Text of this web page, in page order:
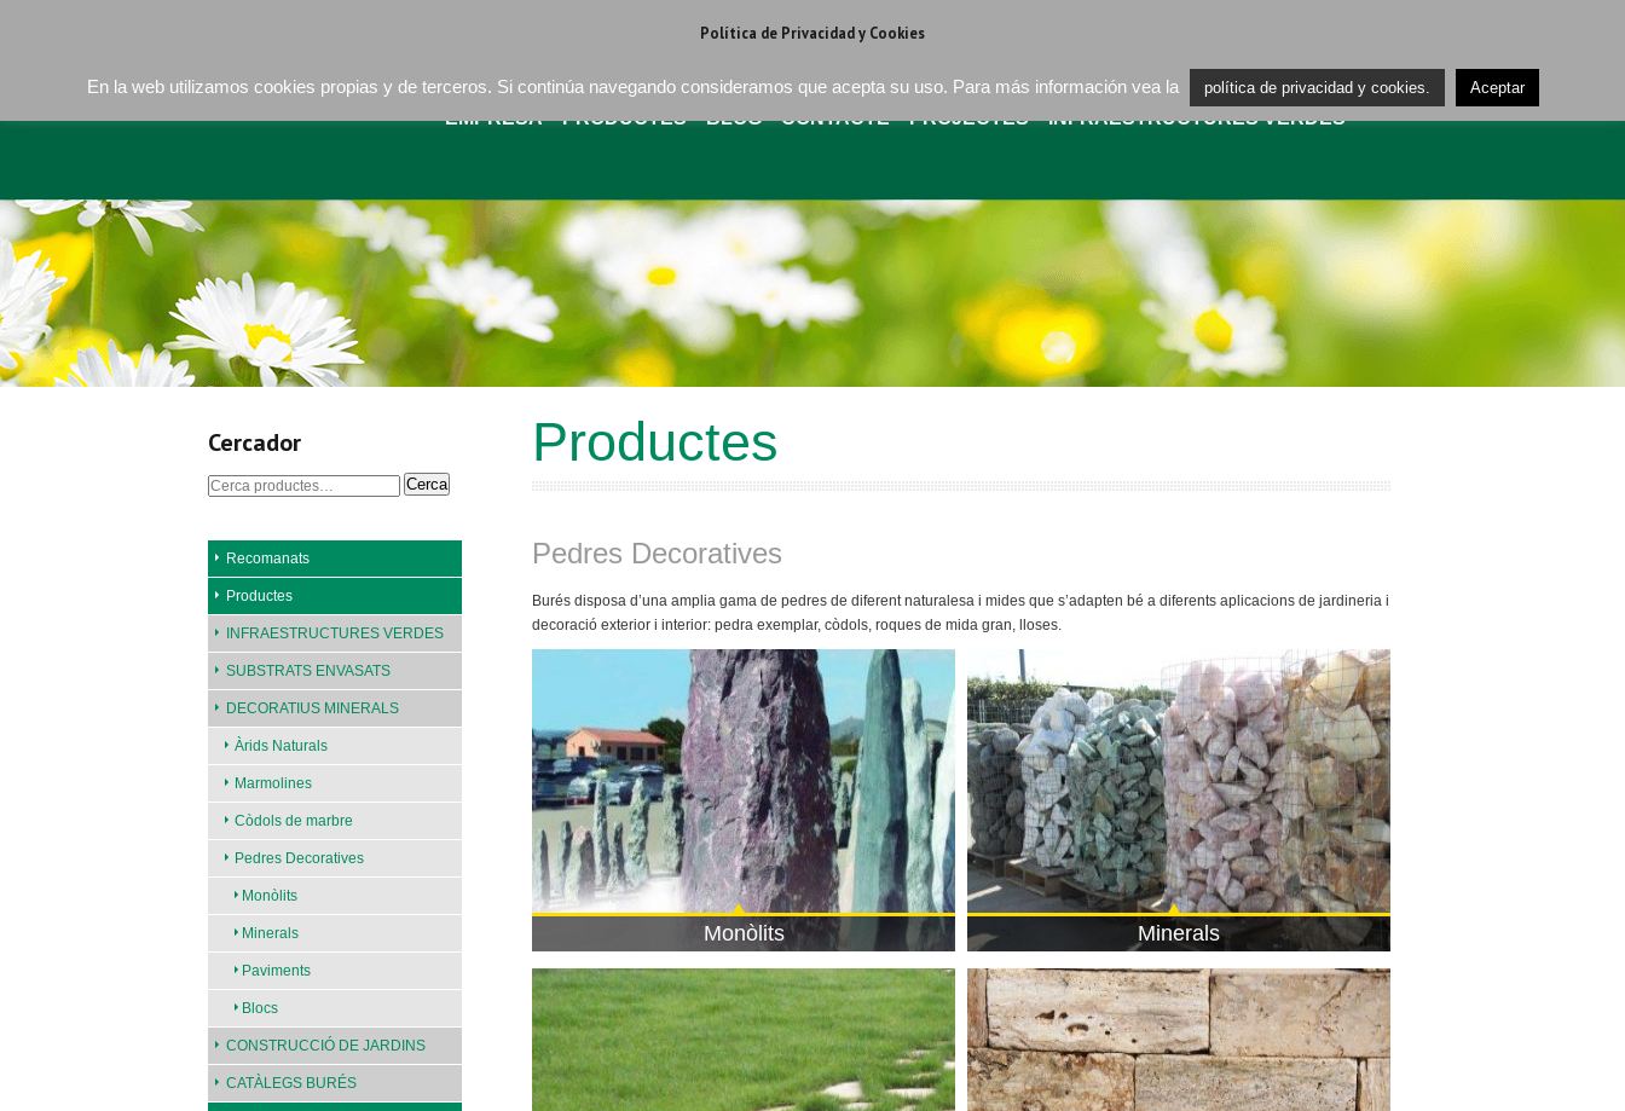
EMPRESA PRODUCTES BLOG CONTACTE PROJECTES INFRAESTRUCTURES VERDES
Productes
Pedres Decoratives
Burés disposa d’una amplia gama de pedres de diferent naturalesa i mides que s’adapten bé a diferents aplicacions de jardineria i
decoració exterior i interior: pedra exemplar, còdols, roques de mida gran, lloses.
Monòlits Minerals
Cercador
Cerca
Recomanats
Productes
INFRAESTRUCTURES VERDES
SUBSTRATS ENVASATS
DECORATIUS MINERALS
Àrids Naturals
Marmolines
Còdols de marbre
Pedres Decoratives
Monòlits
Minerals
Paviments
Blocs
CONSTRUCCIÓ DE JARDINS
CATÀLEGS BURÉS
Política de Privacidad y Cookies
En la web utilizamos cookies propias y de terceros. Si continúa navegando consideramos que acepta su uso. Para más información vea la política de privacidad y cookies. Aceptar